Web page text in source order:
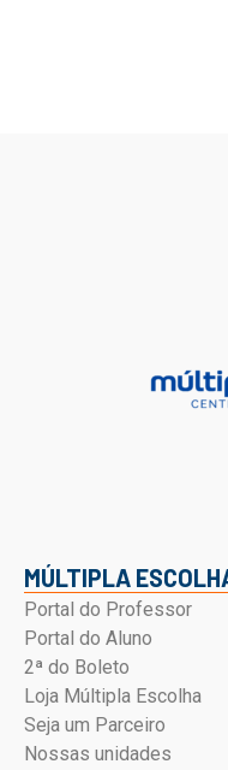
MÚLTIPLA
Portal do Professor
Portal do Aluno
2ª do Boleto
Loja Múltipla Escolha
Seja um Parceiro
Nossas unidades